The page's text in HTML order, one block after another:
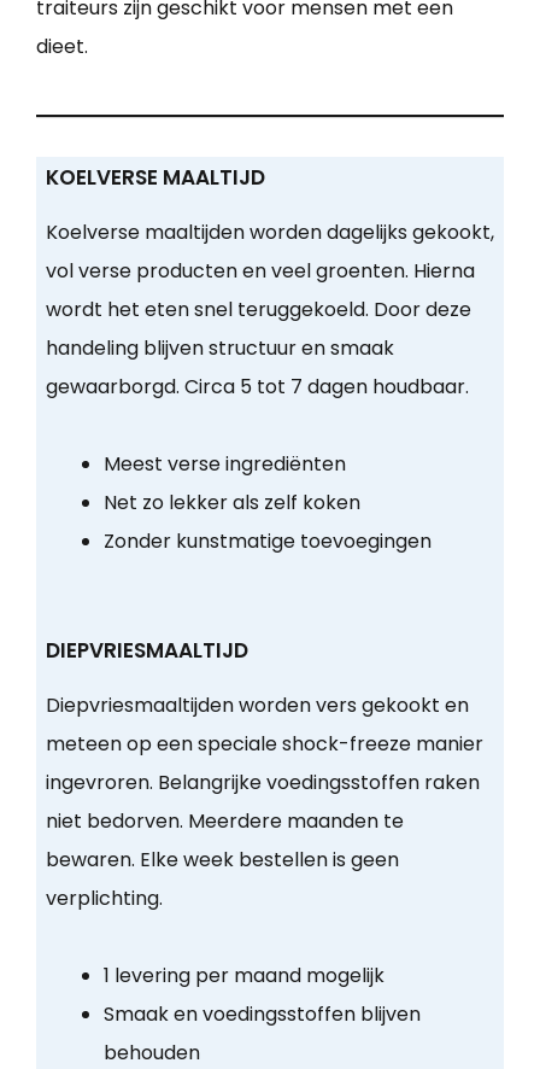
traiteurs zijn geschikt voor mensen met een
dieet.
KOELVERSE MAALTIJD
Koelverse maaltijden worden dagelijks gekookt,
vol verse producten en veel groenten. Hierna
wordt het eten snel teruggekoeld. Door deze
handeling blijven structuur en smaak
gewaarborgd. Circa 5 tot 7 dagen houdbaar.
Meest verse ingrediënten
Net zo lekker als zelf koken
Zonder kunstmatige toevoegingen
DIEPVRIESMAALTIJD
Diepvriesmaaltijden worden vers gekookt en
meteen op een speciale shock-freeze manier
ingevroren. Belangrijke voedingsstoffen raken
niet bedorven. Meerdere maanden te
bewaren. Elke week bestellen is geen
verplichting.
1 levering per maand mogelijk
Smaak en voedingsstoffen blijven
behouden